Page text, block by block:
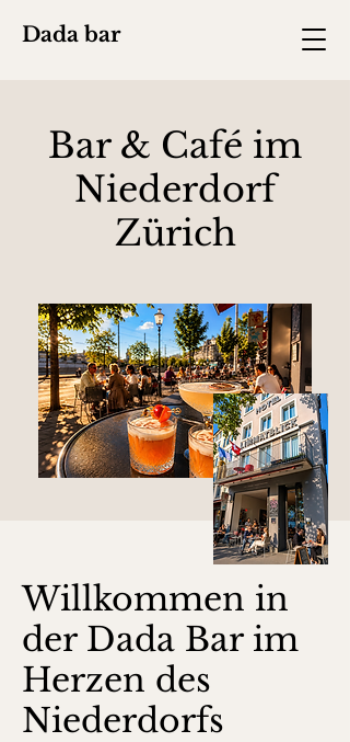
Dada bar
Bar & Café im
Niederdorf
Zürich
Willkommen in
der Dada Bar im
Herzen des
Niederdorfs